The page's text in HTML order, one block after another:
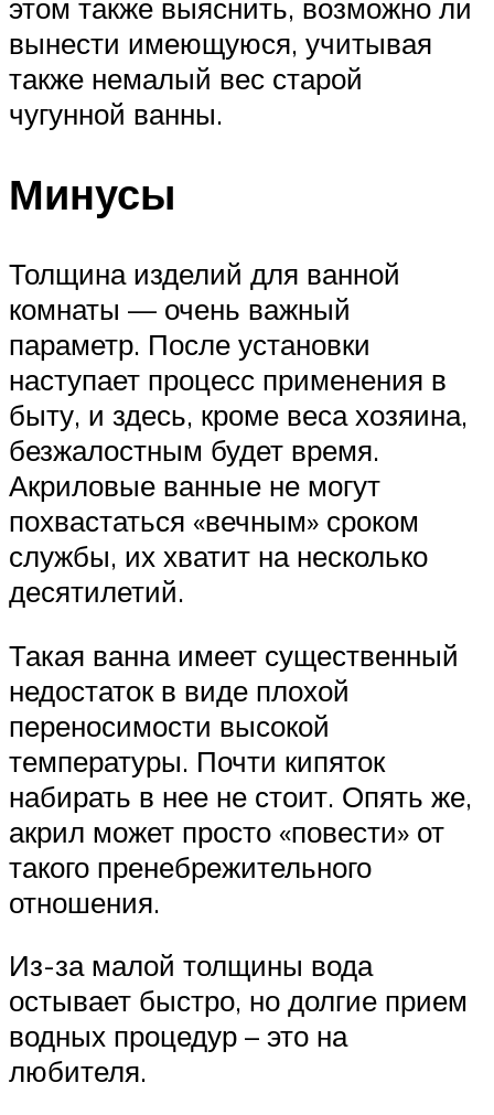
этом также выяснить, возможно ли
вынести имеющуюся, учитывая
также немалый вес старой
чугунной ванны.
Минусы
Толщина изделий для ванной
комнаты — очень важный
параметр. После установки
наступает процесс применения в
быту, и здесь, кроме веса хозяина,
безжалостным будет время.
Акриловые ванные не могут
похвастаться «вечным» сроком
службы, их хватит на несколько
десятилетий.
Такая ванна имеет существенный
недостаток в виде плохой
переносимости высокой
температуры. Почти кипяток
набирать в нее не стоит. Опять же,
акрил может просто «повести» от
такого пренебрежительного
отношения.
Из-за малой толщины вода
остывает быстро, но долгие прием
водных процедур – это на
любителя.